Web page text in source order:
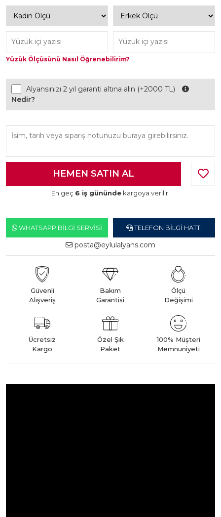
Yüzük Ölçüsünü Nasıl Öğrenebilirim?
Alyansınızı 2 yıl garanti altına alın (+2000 TL)
Nedir?
En geç 6 iş gününde kargoya verilir.
WHATSAPP BILGI SERVISI TELEFON BILGI HATTI
posta@eylulalyans.com
Güvenli
Alışveriş
Bakım
Garantisi
Ölçü
Değişimi
Ücretsiz
Kargo
Özel Şık
Paket
100% Müşteri
Memnuniyeti